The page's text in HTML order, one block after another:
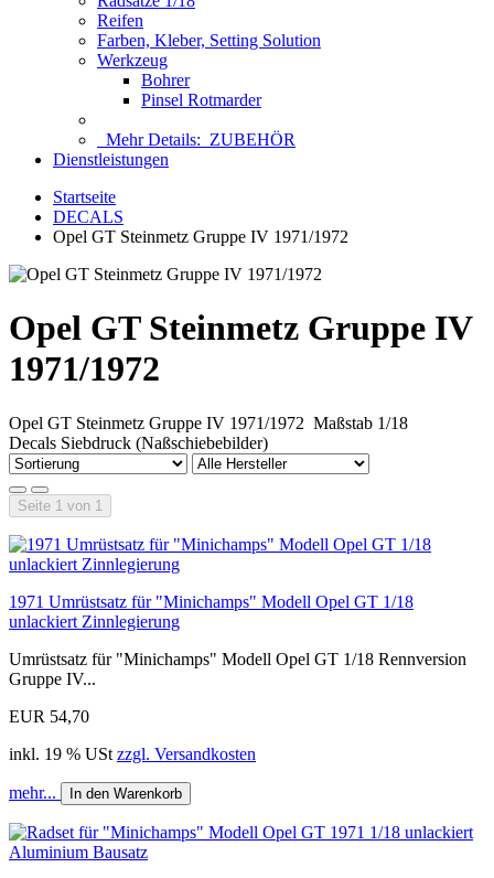
Reifen
Farben, Kleber, Setting Solution
Werkzeug
Bohrer
Pinsel Rotmarder
Mehr Details: ZUBEHÖR
Dienstleistungen
Startseite
DECALS
Opel GT Steinmetz Gruppe IV 1971/1972
Opel GT Steinmetz Gruppe IV
1971/1972
Opel GT Steinmetz Gruppe IV 1971/1972 Maßstab 1/18
Decals Siebdruck (Naßschiebebilder)
Seite 1 von 1
1971 Umrüstsatz für "Minichamps" Modell Opel GT 1/18
unlackiert Zinnlegierung
Umrüstsatz für "Minichamps" Modell Opel GT 1/18 Rennversion
Gruppe IV...
EUR 54,70
inkl. 19 % USt zzgl. Versandkosten
mehr... In den Warenkorb